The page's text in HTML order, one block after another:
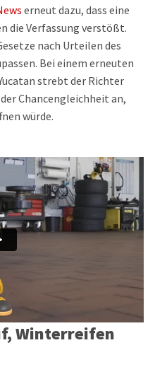
erneut dazu, dass eine
die Verfassung verstößt.
nach Urteilen des
Bei einem erneuten
strebt der Richter
Chancengleichheit an,
würde.
Winterreifen